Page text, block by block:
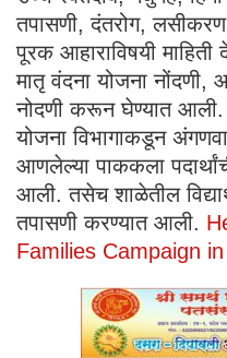
तपासणी, दंतरोग,
पूरक आहाराविषयी
मातृ वंदना योजना नोंदणी,
नोदणी करून घेण्यात
योजना विभागाकडून
आणलेल्या पाककला
आली. तसेच शाळेतील
तपासणी करण्यात आली.
Families Campaign